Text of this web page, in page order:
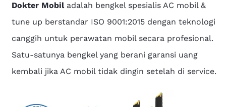
Dokter Mobiladalah bengkel spesialis AC mobil &
tune up berstandar ISO 9001:2015 dengan teknologi
canggih untuk perawatan mobil secara profesional.
Satu-satunya bengkel yang berani garansi uang
kembali jika AC mobil tidak dingin setelah di service.